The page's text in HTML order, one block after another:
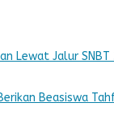
Lewat Jalur SNBT
Beasiswa